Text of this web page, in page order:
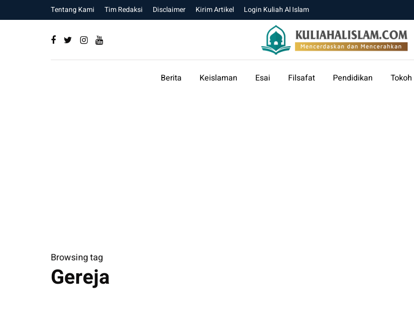
Tentang Kami Tim Redaksi Disclaimer Kirim Artikel Login Kuliah Al Islam
Berita Keislaman Esai Filsafat Pendidikan Tokoh
Browsing tag
Gereja